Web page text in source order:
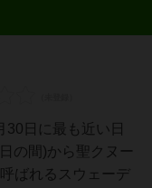
30日に最も近い日
の間)から聖クヌー
ばれるスウェーデ